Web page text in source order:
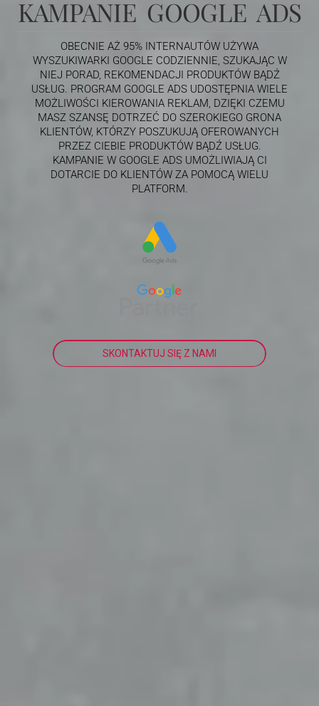
KAMPANIE GOOGLE ADS
OBECNIE AŻ 95% INTERNAUTÓW UŻYWA
WYSZUKIWARKI GOOGLE CODZIENNIE, SZUKAJĄC W
NIEJ PORAD, REKOMENDACJI PRODUKTÓW BĄDŹ
USŁUG. PROGRAM GOOGLE ADS UDOSTĘPNIA WIELE
MOŻLIWOŚCI KIEROWANIA REKLAM, DZIĘKI CZEMU
MASZ SZANSĘ DOTRZEĆ DO SZEROKIEGO GRONA
KLIENTÓW, KTÓRZY POSZUKUJĄ OFEROWANYCH
PRZEZ CIEBIE PRODUKTÓW BĄDŹ USŁUG.
KAMPANIE W GOOGLE ADS UMOŻLIWIAJĄ CI
DOTARCIE DO KLIENTÓW ZA POMOCĄ WIELU
PLATFORM.
SKONTAKTUJ SIĘ Z NAMI